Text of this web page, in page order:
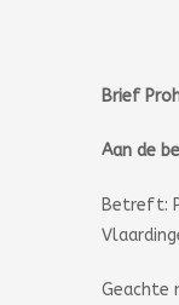
Brief
Aan de
Betreft:
Geachte